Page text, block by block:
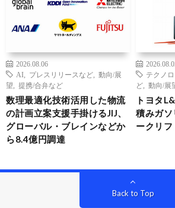
2026.08.06
AI
プレスリリースなど
動向/展
望
提携/合弁など
数理最適化技術活用した物流
の計画立案支援手掛けるJIJ、
グローバル・ブレインなどか
ら8.4億円調達
テクノ
ど
動向/展
トヨタ
積みガソ
ークリ
Back to Top